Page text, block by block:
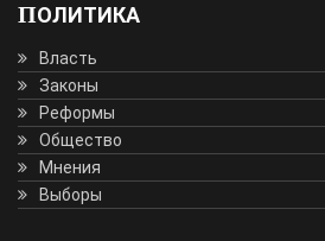
ПОЛИТИКА
Власть
Законы
Реформы
Общество
Мнения
Выборы